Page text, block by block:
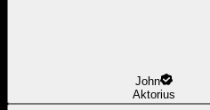
John
Aktorius